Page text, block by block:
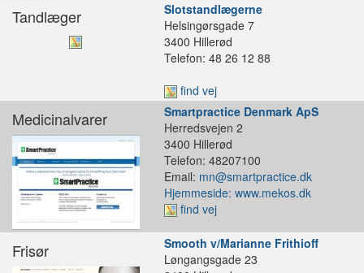
Tandlæger
Slotstandlægerne
Helsingørsgade 7
3400 Hillerød
Telefon: 48 26 12 88
find vej
Medicinalvarer
Smartpractice Denmark ApS
Herredsvejen 2
3400 Hillerød
Telefon: 48207100
Email: mn@smartpractice.dk
Hjemmeside: www.mekos.dk
find vej
Frisør
Smooth v/Marianne Frithioff
Løngangsgade 23